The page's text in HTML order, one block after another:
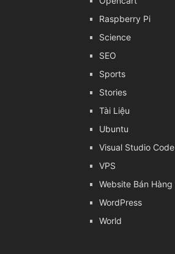
Raspberry Pi
Science
SEO
Sports
Stories
Tài Liệu
Ubuntu
Visual Studio Code
VPS
Website Bán Hàng
WordPress
World